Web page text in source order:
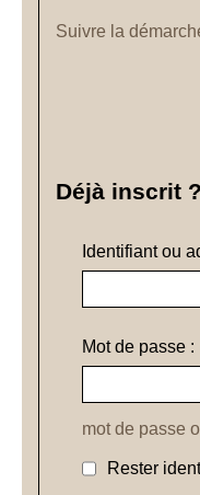
Suivre la
Déjà inscrit ?
Identifiant ou
Mot de passe :
mot de passe
Rester